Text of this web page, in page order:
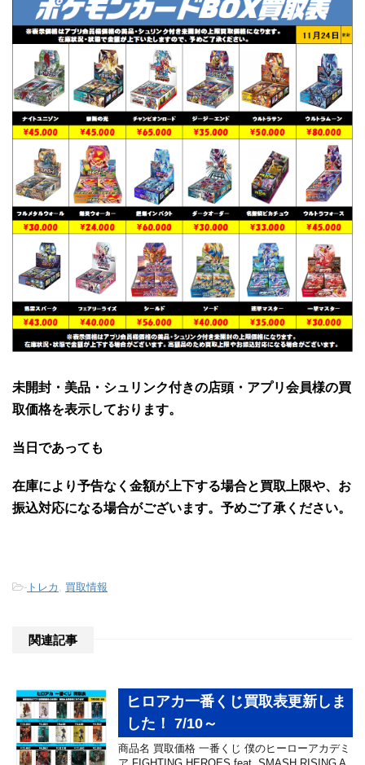
未開封・美品・シュリンク付きの店頭・アプリ会員様の買
取価格を表示しております。
当日であっても
在庫により予告なく金額が上下する場合と買取上限や、お
振込対応になる場合がございます。予めご了承ください。
- トレカ , 買取情報
関連記事
ヒロアカ一番くじ買取表更新しま
した！ 7/10～
商品名 買取価格 一番くじ 僕のヒーローアカデミ